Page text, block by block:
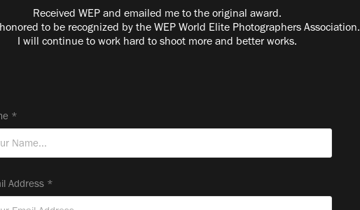
Received WEP and emailed me to the original award.
to be recognized by the WEP World Elite Photographers Association.
I will continue to work hard to shoot more and better works.
*
Address *